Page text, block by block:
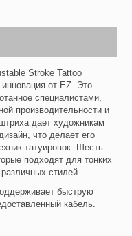
Stroke Tattoo
от EZ. Это
специалистами,
производительности и
дает художникам
что делает его
татуировок. Шесть
подходят для тонких
стилей.
быструю
кабель.